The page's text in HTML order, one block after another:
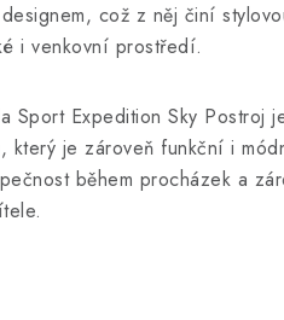
což z něj činí
i venkovní prostředí.
Sport Expedition Sky
který je zároveň funkční i
během procházek a